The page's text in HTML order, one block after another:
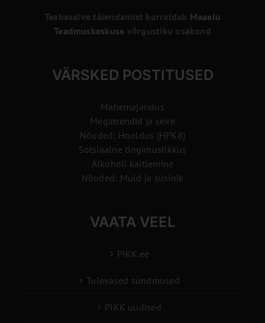
Teabesalve täiendamist korraldab Maaelu
Teadmuskeskuse võrgustiku osakond
VÄRSKED POSTITUSED
Mahemajandus
Megatrendid ja seire
Nõuded: Hooldus (HPK8)
Sotsiaalne tingimuslikkus
Alkoholi käitlemine
Nõuded: Muld ja süsinik
VAATA VEEL
PIKK.ee
Tulevased sündmused
PIKK uudised